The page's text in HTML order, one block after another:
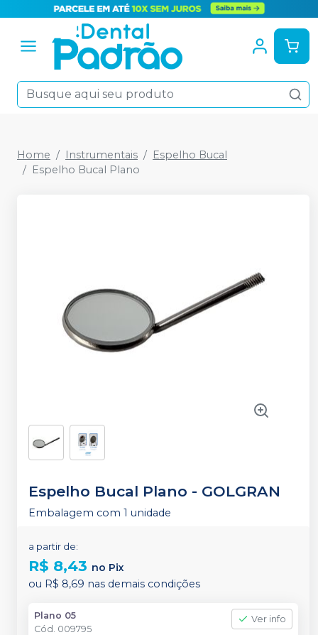
Home Instrumentais
Espelho Bucal
Espelho Bucal Plano
Espelho Bucal Plano - GOLGRAN
Embalagem com 1 unidade
a partir de:
R$ 8,43 no Pix
ou R$ 8,69 nas demais condições
Plano 05
Cód. 009795
Ver info